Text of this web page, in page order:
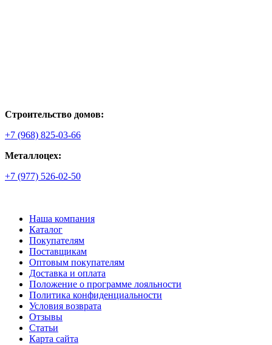
Строительство домов:
+7 (968) 825-03-66
Металлоцех:
+7 (977) 526-02-50
Наша компания
Каталог
Покупателям
Поставщикам
Оптовым покупателям
Доставка и оплата
Положение о программе лояльности
Политика конфиденциальности
Условия возврата
Отзывы
Статьи
Карта сайта